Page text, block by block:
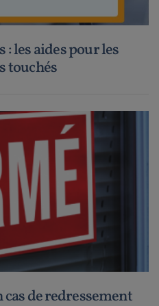
: les aides pour les
touchés
cas de redressement